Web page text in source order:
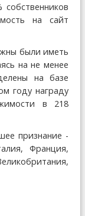
на сайт
были иметь
на не менее
на базе
году награду
в 218
признание -
Франция,